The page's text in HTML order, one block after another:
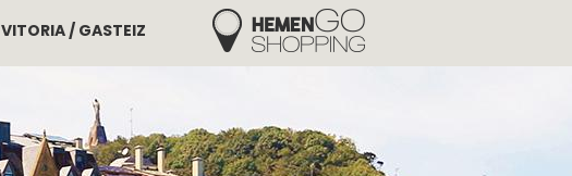
VITORIA / GASTEIZ
Hemengo Shopping